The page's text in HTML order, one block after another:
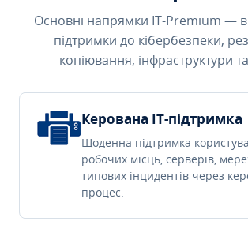
Основні напрямки IT-Premium —
підтримки до кібербезпеки,
копіювання, інфраструктури
Керована IT-підтримка
Щоденна підтримка
робочих місць, серверів,
типових інцидентів через
процес.